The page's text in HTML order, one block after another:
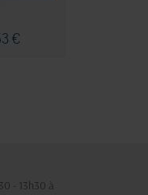
€
- 13h30 à